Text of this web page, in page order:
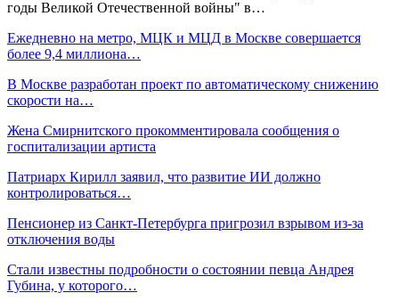
годы Великой Отечественной войны" в…
Ежедневно на метро, МЦК и МЦД в Москве совершается
более 9,4 миллиона…
В Москве разработан проект по автоматическому снижению
скорости на…
Жена Смирнитского прокомментировала сообщения о
госпитализации артиста
Патриарх Кирилл заявил, что развитие ИИ должно
контролироваться…
Пенсионер из Санкт-Петербурга пригрозил взрывом из-за
отключения воды
Стали известны подробности о состоянии певца Андрея
Губина, у которого…